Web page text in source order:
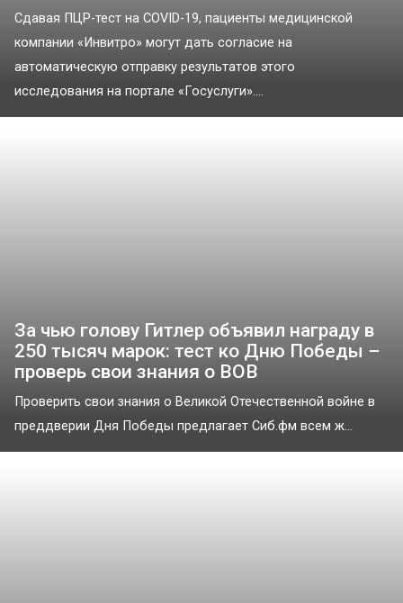
Сдавая ПЦР-тест на COVID-19, пациенты медицинской
компании «Инвитро» могут дать согласие на
автоматическую отправку результатов этого
исследования на портале «Госуслуги»....
За чью голову Гитлер объявил награду в
250 тысяч марок: тест ко Дню Победы –
проверь свои знания о ВОВ
Проверить свои знания о Великой Отечественной войне в
преддверии Дня Победы предлагает Сиб.фм всем ж...